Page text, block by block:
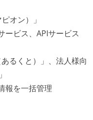
オン）」
ービス、APIサービス
るくと）」、法人様向
報を一括管理